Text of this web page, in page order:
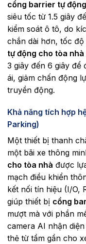
cổng barrier tự
siêu tốc từ 1.5 giây
kiểm soát ô tô, do
chắn dài hơn, tốc
tự động cho tòa nhà
3 giây đến 6 giây để
ái, giảm chấn động
truyền động.
Khả năng tích hợp
Parking)
Một thiết bị thanh
một bãi xe thông
cho tòa nhà được
mạch điều khiển
kết nối tín hiệu (I/O,
giúp thiết bị cổng
mượt mà với phần
camera AI nhận
thẻ từ tầm gần cho